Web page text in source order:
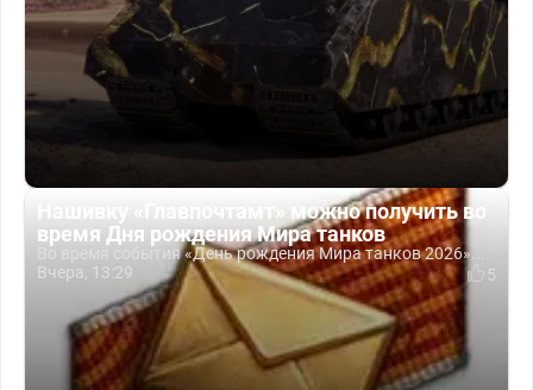
Нашивку «Главпочтамт» можно получить во
время Дня рождения Мира танков
Во время события «День рождения Мира танков 2026»...
Вчера, 13:29
5